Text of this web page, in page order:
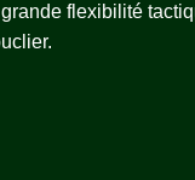
flexibilité